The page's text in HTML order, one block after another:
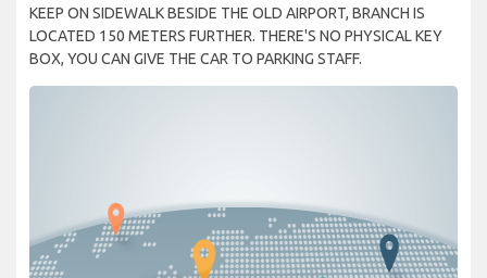
KEEP ON SIDEWALK BESIDE THE OLD AIRPORT, BRANCH IS
LOCATED 150 METERS FURTHER. THERE'S NO PHYSICAL KEY
BOX, YOU CAN GIVE THE CAR TO PARKING STAFF.